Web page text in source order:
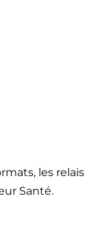
les relais
Santé.